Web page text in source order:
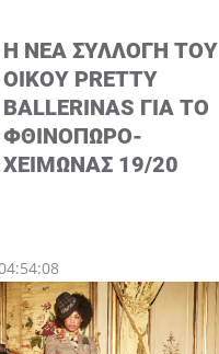
Η ΝΈΑ ΣΥΛΛΟΓΉ ΤΟΥ
ΟΊΚΟΥ PRETTY
BALLERINAS ΓΙΑ ΤΟ
ΦΘΙΝΌΠΩΡΟ-
ΧΕΙΜΏΝΑΣ 19/20